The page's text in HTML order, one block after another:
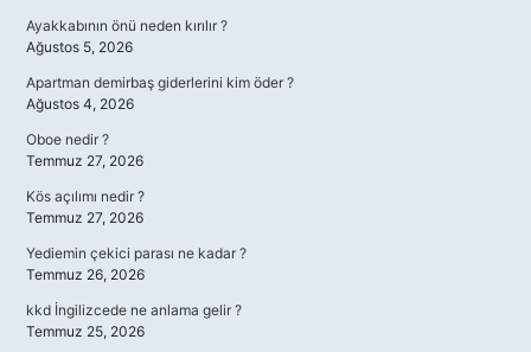
Ayakkabının önü neden kırılır ?
Ağustos 5, 2026
Apartman demirbaş giderlerini kim öder ?
Ağustos 4, 2026
Oboe nedir ?
Temmuz 27, 2026
Kös açılımı nedir ?
Temmuz 27, 2026
Yediemin çekici parası ne kadar ?
Temmuz 26, 2026
kkd İngilizcede ne anlama gelir ?
Temmuz 25, 2026